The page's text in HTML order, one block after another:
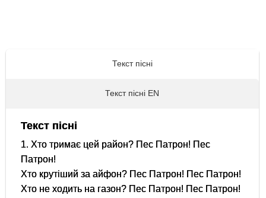
Текст пісні
Текст пісні EN
Текст пісні
1. Хто тримає цей район? Пес Патрон! Пес
Патрон!
Хто крутіший за айфон? Пес Патрон! Пес Патрон!
Хто не ходить на газон? Пес Патрон! Пес Патрон!